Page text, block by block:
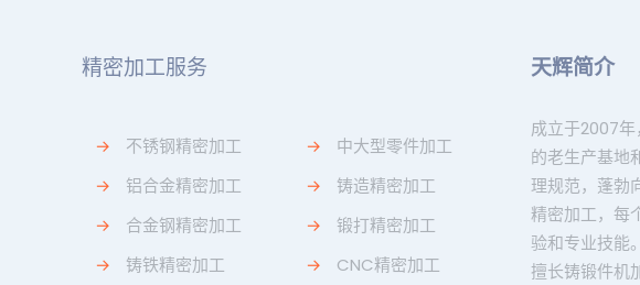
精密加工服务
→
不锈钢精密加工
→
铝合金精密加工
→
合金钢精密加工
→
铸铁精密加工
→
中大型零件加工
→
铸造精密加工
→
锻打精密加工
→
CNC精密加工
天辉简介
成立于2007
的老生产基地
理规范，蓬勃
精密加工，每
验和专业技能
擅长铸锻件机